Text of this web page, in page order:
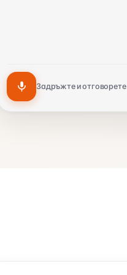
Задръжте и отговорете